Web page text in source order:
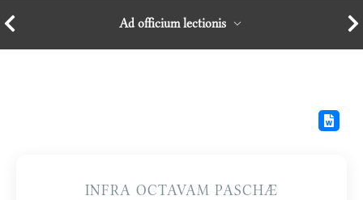
Ad officium lectionis
INFRA OCTAVAM PASCHÆ